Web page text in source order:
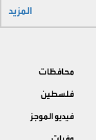
المزيد
محافظات
فلسطين
فيديو الموجز